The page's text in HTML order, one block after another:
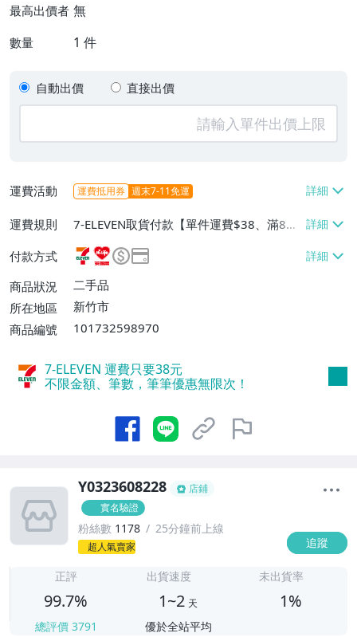
最高出價者 無
數量 1 件
自動出價 直接出價
運費活動 運費抵用券 週末7-11免運
運費規則
7-ELEVEN取貨付款【單件運費$38、滿8件
或消費滿$3000免運費】、萊爾富取貨付款
【單件運費$60、消費滿$2000免運費】、
郵局掛號【單件運費$60、滿8件或消費滿
$3000免運費】
付款方式
商品狀況
二手品
所在地區
新竹市
商品編號
101732598970
7-ELEVEN 運費只要38元
不限金額、筆數，筆筆優惠無限次！
Y0323608228
店鋪
實名驗證
粉絲數 1178 25分鐘前上線
超人氣賣家 追蹤
正評
99.7%
總評價 3791
出貨速度
1~2 天
優於全站平均
未出貨率
1%